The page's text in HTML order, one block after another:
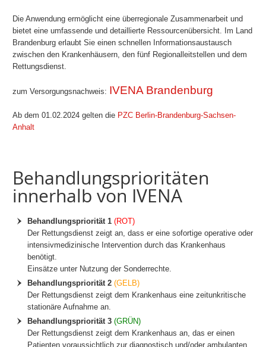
Die Anwendung ermöglicht eine überregionale Zusammenarbeit und
bietet eine umfassende und detaillierte Ressourcenübersicht. Im Land
Brandenburg erlaubt Sie einen schnellen Informationsaustausch
zwischen den Krankenhäusern, den fünf Regionalleitstellen und dem
Rettungsdienst.
zum Versorgungsnachweis: IVENA Brandenburg
Ab dem 01.02.2024 gelten die PZC Berlin-Brandenburg-Sachsen-
Anhalt
Behandlungsprioritäten
innerhalb von IVENA
Behandlungspriorität 1 (ROT)
Der Rettungsdienst zeigt an, dass er eine sofortige operative oder
intensivmedizinische Intervention durch das Krankenhaus
benötigt.
Einsätze unter Nutzung der Sonderrechte.
Behandlungspriorität 2 (GELB)
Der Rettungsdienst zeigt dem Krankenhaus eine zeitunkritische
stationäre Aufnahme an.
Behandlungspriorität 3 (GRÜN)
Der Rettungsdienst zeigt dem Krankenhaus an, das er einen
Patienten voraussichtlich zur diagnostisch und/oder ambulanten